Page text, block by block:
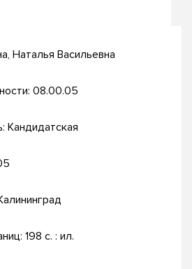
Наталья Васильевна
08.00.05
Кандидатская
198 с. : ил.